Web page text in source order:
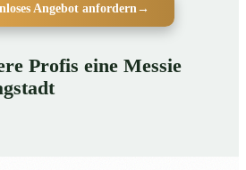
Angebot anfordern→
Profis eine Messie